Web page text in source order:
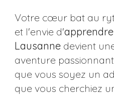
Votre cœur bat au
et l'envie d'apprendre
Lausannedevient
aventure
que vous soyez un
que vous cherchiez